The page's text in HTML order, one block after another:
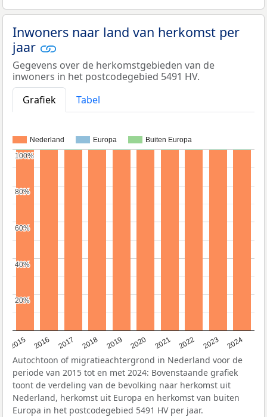
Inwoners naar land van herkomst per
jaar
Gegevens over de herkomstgebieden van de
inwoners in het postcodegebied 5491 HV.
Grafiek
Tabel
Nederland Europa Buiten Europa
2015 2016 2017 2018 2019 2020 2021 2022 2023 2024
20%
20%
40%
40%
60%
60%
80%
80%
100%
100%
Autochtoon of migratieachtergrond in Nederland voor de
periode van 2015 tot en met 2024: Bovenstaande grafiek
toont de verdeling van de bevolking naar herkomst uit
Nederland, herkomst uit Europa en herkomst van buiten
Europa in het postcodegebied 5491 HV per jaar.